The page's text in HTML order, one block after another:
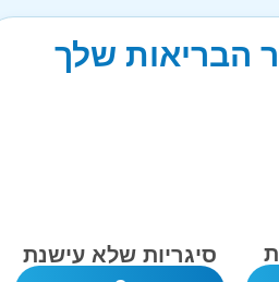
הבריאות שלך
סיגריות שלא עישנת